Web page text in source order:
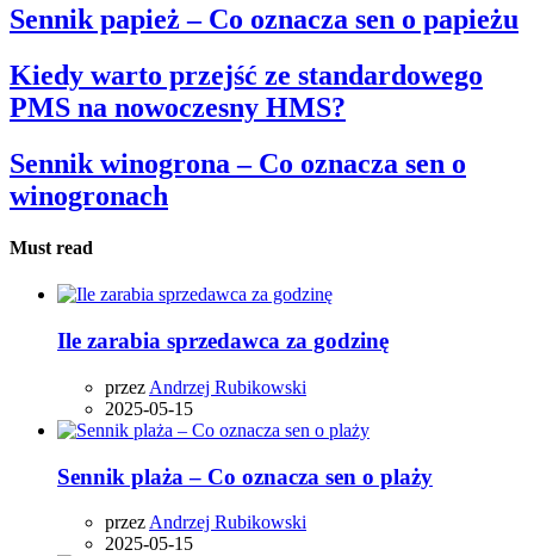
Sennik papież – Co oznacza sen o papieżu
Kiedy warto przejść ze standardowego
PMS na nowoczesny HMS?
Sennik winogrona – Co oznacza sen o
winogronach
Must read
Ile zarabia sprzedawca za godzinę
przez Andrzej Rubikowski
2025-05-15
Sennik plaża – Co oznacza sen o plaży
przez Andrzej Rubikowski
2025-05-15